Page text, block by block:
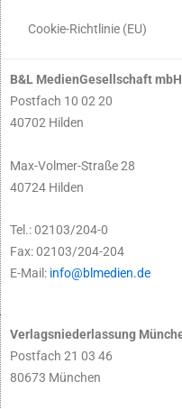
Cookie-Richtlinie (EU)
B&L MedienGesellschaft mbH
Postfach 10 02 20
40702 Hilden
Max-Volmer-Straße 28
40724 Hilden
Tel.: 02103/204-0
Fax: 02103/204-204
E-Mail: info@blmedien.de
Verlagsniederlassung
Postfach 21 03 46
80673 München